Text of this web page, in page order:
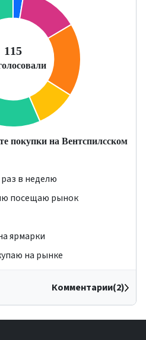
покупки на Вентспилсском
в неделю
посещаю рынок
ярмарки
на рынке
Комментарии(2)